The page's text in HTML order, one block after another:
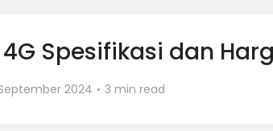
Spesifikasi dan
2024 3 min read